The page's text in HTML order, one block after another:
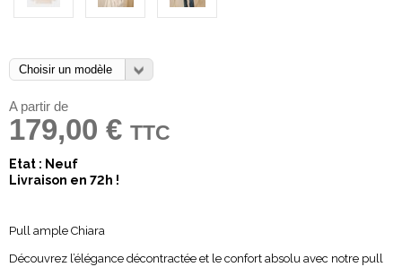
A partir de
179,00 € TTC
Etat : Neuf
Livraison en 72h !
Pull ample Chiara
Découvrez l’élégance décontractée et le confort absolu avec notre pull